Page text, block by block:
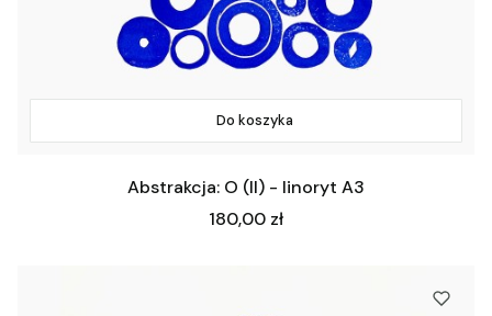
Do koszyka
Abstrakcja: O (II) - linoryt A3
Cena
180,00 zł